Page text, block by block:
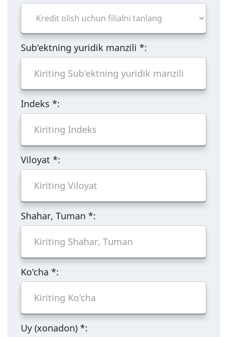
Sub'ektning yuridik manzili *:
Indeks *:
Viloyat *:
Shahar, Tuman *:
Ko'cha *:
Uy (xonadon) *: